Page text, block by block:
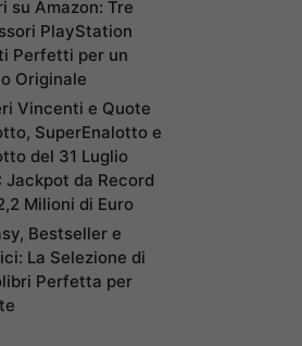
su Amazon: Tre
PlayStation
Perfetti per un
Originale
Vincenti e Quote
SuperEnalotto e
del 31 Luglio
Jackpot da Record
Milioni di Euro
Bestseller e
La Selezione di
Perfetta per